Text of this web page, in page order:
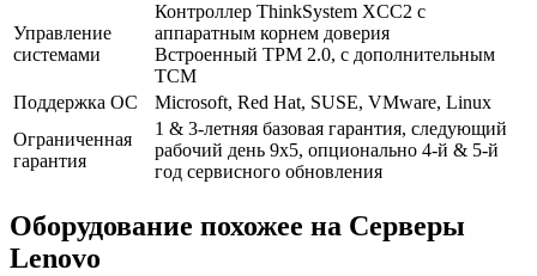
Управление
системами
Контроллер ThinkSystem XCC2 с
аппаратным корнем доверия
Встроенный TPM 2.0, с дополнительным
TCM
Поддержка ОС
Microsoft, Red Hat, SUSE, VMware, Linux
Ограниченная
гарантия
1 & 3-летняя базовая гарантия, следующий
рабочий день 9x5, опционально 4-й & 5-й
год сервисного обновления
Оборудование похожее на Серверы
Lenovo